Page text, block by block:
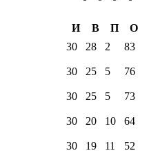
И В П
О
30 28 2 83
30 25 5 76
30 25 5 73
30 20 10 64
30 19 11 52